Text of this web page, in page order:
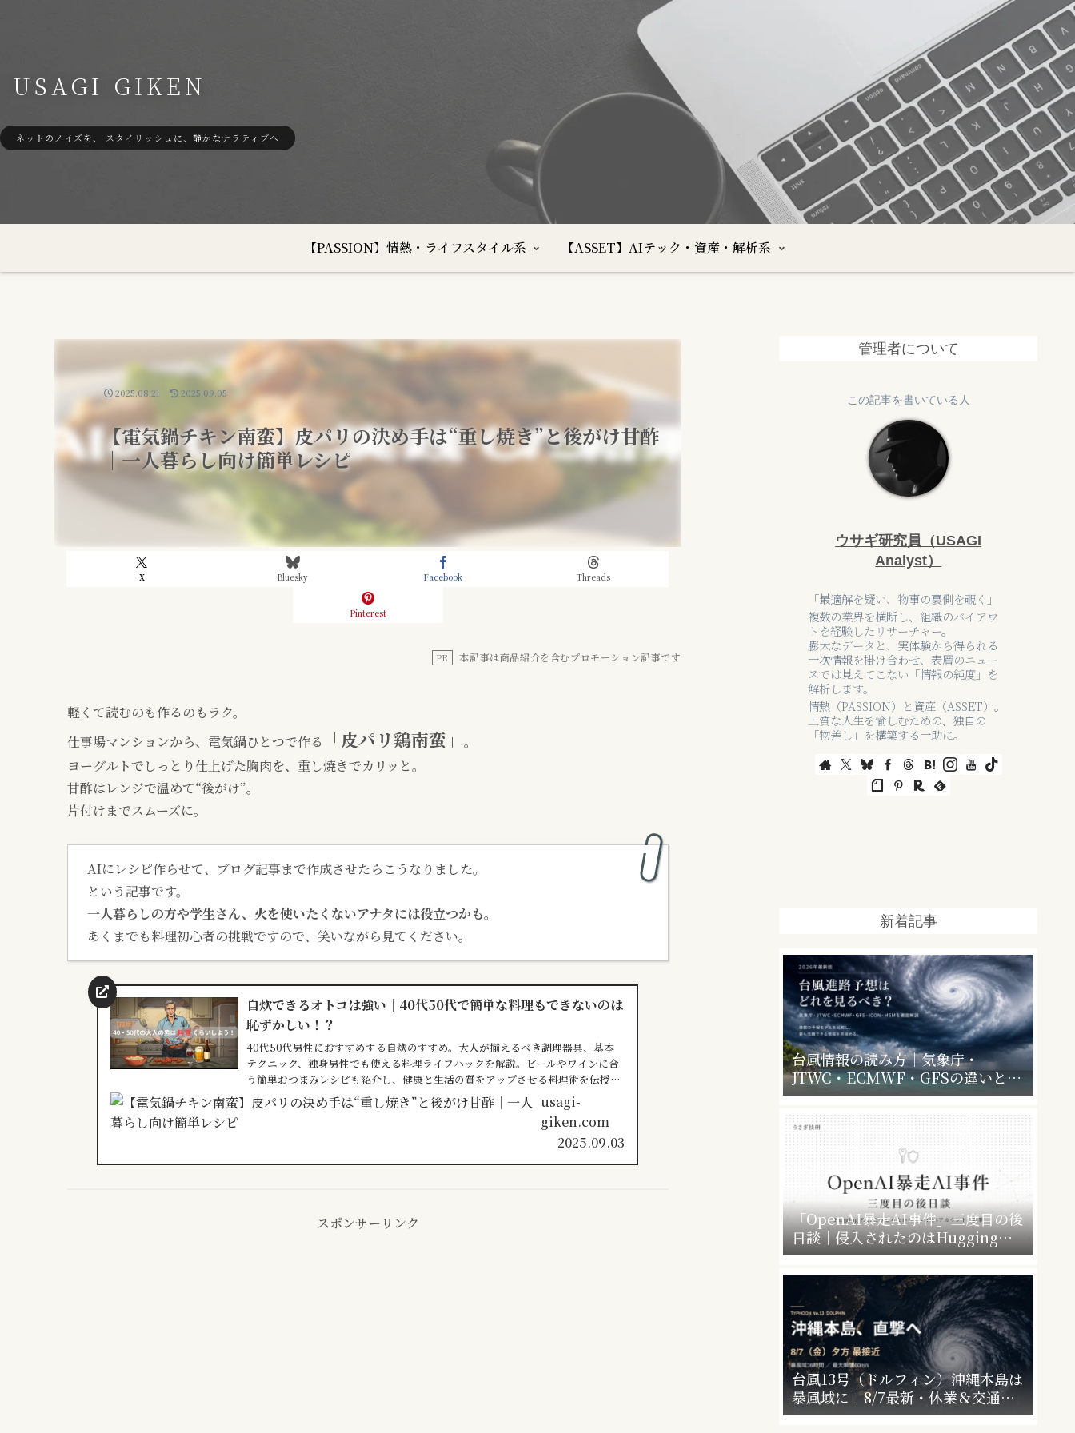
USAGI GIKEN
ネットのノイズを、 スタイリッシュに、静かなナラティブへ
【PASSION】情熱・ライフスタイル系 【ASSET】AIテック・資産・解析系
【電気鍋チキン南蛮】皮パリの決め手は“重し焼き”と後がけ甘酢
｜一人暮らし向け簡単レシピ
X Bluesky Facebook Threads
Pinterest
2025.08.21 2025.09.05
PR 本記事は商品紹介を含むプロモーション記事です
軽くて読むのも作るのもラク。
仕事場マンションから、電気鍋ひとつで作る
「皮パリ鶏南蛮」
。
ヨーグルトでしっとり仕上げた胸肉を、重し焼きでカリッと。
甘酢はレンジで温めて“後がけ”。
片付けまでスムーズに。
AIにレシピ作らせて、ブログ記事まで作成させたらこうなりました。
という記事です。
一人暮らしの方や学生さん、火を使いたくないアナタには役立つかも。
あくまでも料理初心者の挑戦ですので、笑いながら見てください。
自炊できるオトコは強い｜40代50代で簡単な料理もできないのは
恥ずかしい！？
40代50代男性におすすめする自炊のすすめ。大人が揃えるべき調理器具、基本
テクニック、独身男性でも使える料理ライフハックを解説。ビールやワインに合
う簡単おつまみレシピも紹介し、健康と生活の質をアップさせる料理術を伝授し
ます。
usagi-
giken.com
2025.09.03
スポンサーリンク
管理者について
この記事を書いている人
ウサギ研究員（USAGI
Analyst）
「最適解を疑い、物事の裏側を覗く」
複数の業界を横断し、組織のバイアウ
トを経験したリサーチャー。
膨大なデータと、実体験から得られる
一次情報を掛け合わせ、表層のニュー
スでは見えてこない「情報の純度」を
解析します。
情熱（PASSION）と資産（ASSET）。
上質な人生を愉しむための、独自の
「物差し」を構築する一助に。
新着記事
台風情報の読み方｜気象庁・
JTWC・ECMWF・GFSの違いと、
暴風警報で会社・学校はどうなるか
「OpenAI暴走AI事件」三度目の後
日談｜侵入されたのはHugging
Faceだけじゃなかった”4社4アカウ
ント”の衝撃
台風13号（ドルフィン）沖縄本島は
暴風域に｜8/7最新・休業＆交通運
休情報まとめ